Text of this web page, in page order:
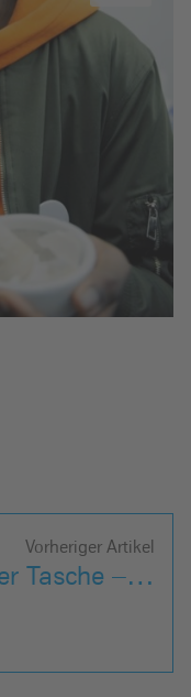
Vorheriger Artikel
Tasche –…